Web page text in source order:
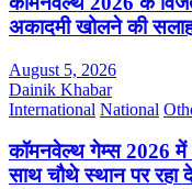
अकादमी खोलने की
August 5, 2026
Dainik Khabar
International National
कॉमनवेल्थ गेम्स 2026 में
साथ चौथे स्थान पर रहा